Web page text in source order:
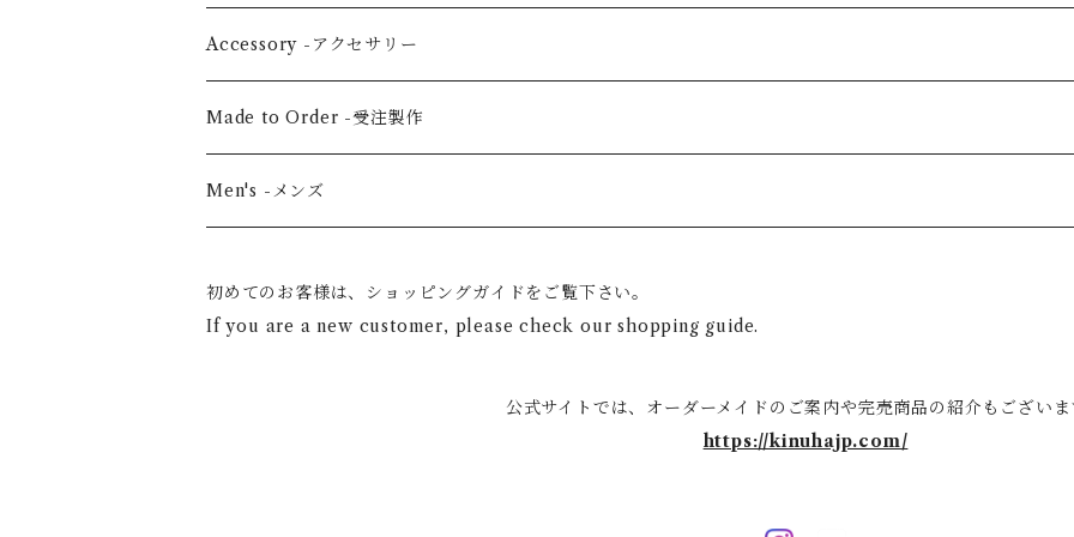
Jacket -ジャケット
Large horizontal -横・大
Vertical medium -縦・中
Shoulder -ショルダー
Accessory -アクセサリー
Hair scrunchie -シュシュ
Mask -マスク
Others -その他
Made to Order -受注製作
Men's -メンズ
初めてのお客様は、ショッピングガイドをご覧下さい。
If you are a new customer, please check our shopping guide.
公式サイトでは、オーダーメイドのご案内や完売商品の紹介もござい
https://kinuhajp.com/